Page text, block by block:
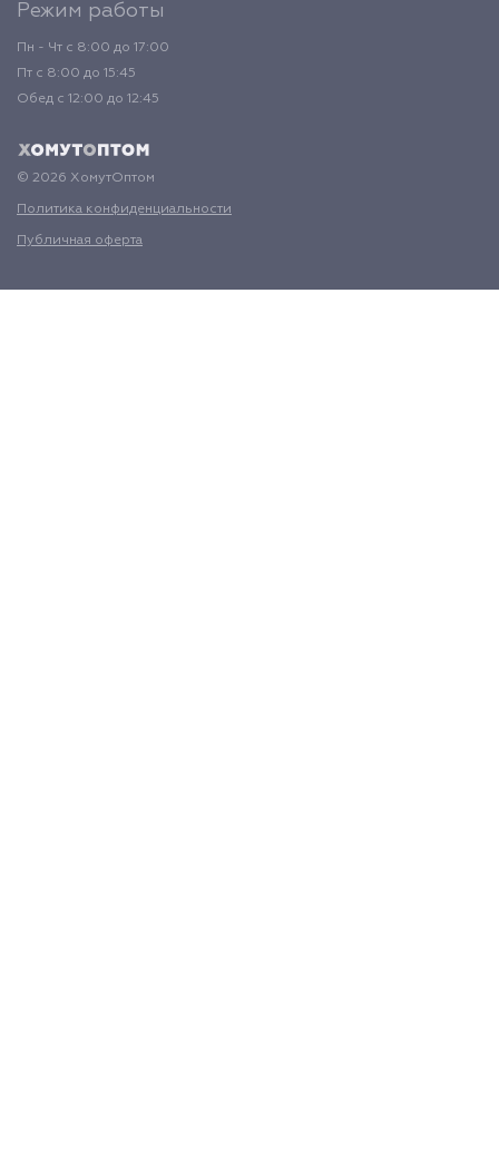
Режим работы
Пн - Чт с 8:00 до 17:00
Пт с 8:00 до 15:45
Обед с 12:00 до 12:45
© 2026 ХомутОптом
Политика конфиденциальности
Публичная оферта